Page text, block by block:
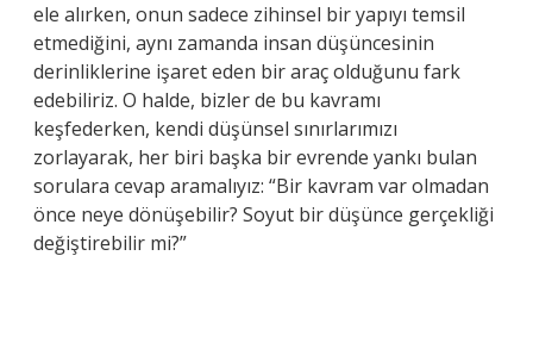
ele alırken, onun sadece zihinsel bir yapıyı temsil
etmediğini, aynı zamanda insan düşüncesinin
derinliklerine işaret eden bir araç olduğunu fark
edebiliriz. O halde, bizler de bu kavramı
keşfederken, kendi düşünsel sınırlarımızı
zorlayarak, her biri başka bir evrende yankı bulan
sorulara cevap aramalıyız: “Bir kavram var olmadan
önce neye dönüşebilir? Soyut bir düşünce gerçekliği
değiştirebilir mi?”